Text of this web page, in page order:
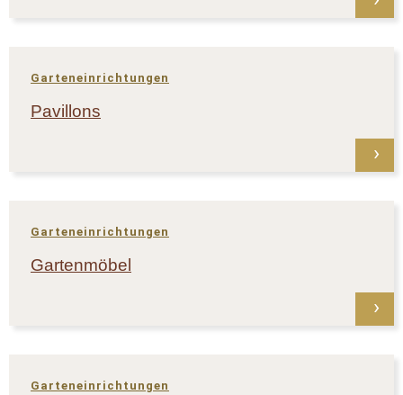
Garteneinrichtungen
Pavillons
Garteneinrichtungen
Gartenmöbel
Garteneinrichtungen